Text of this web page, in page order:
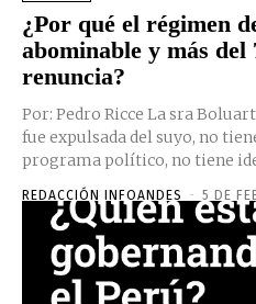
¿Por qué el régimen
abominable y más del
renuncia?
Por: Pedro Ricce La sra Boluarte no tiene partido político,
fue expulsada del suyo, no
programa político, no tiene
REDACCIÓN INFOANDES - 5 DE